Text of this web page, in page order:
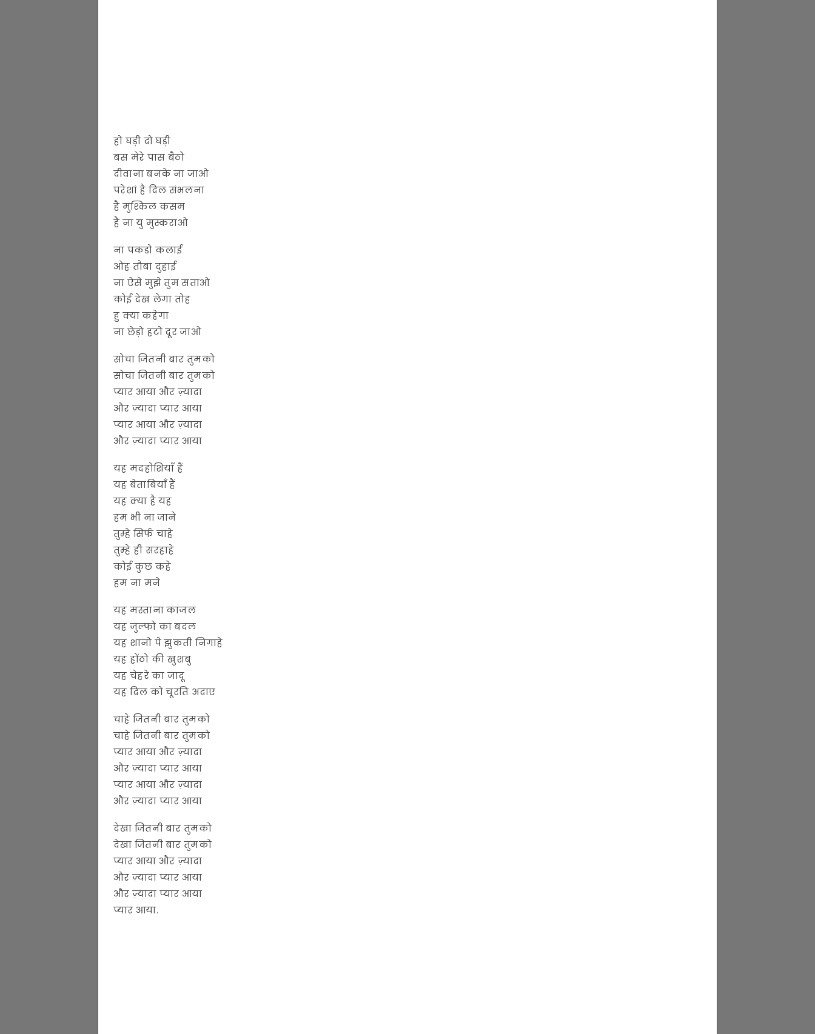
हो घड़ी दो घड़ी
बस मेरे पास बैठो
दीवाना बनके ना जाओ
परेशां है दिल संभलना
है मुश्किल कसम
है ना यु मुस्कराओ
ना पकडो कलाई
ओह तौबा दुहाई
ना ऐसे मुझे तुम सताओ
कोई देख लेगा तोह
हु क्या कहेगा
ना छेड़ो हटो दूर जाओ
सोचा जितनी बार तुमको
सोचा जितनी बार तुमको
प्यार आया और ज़्यादा
और ज़्यादा प्यार आया
प्यार आया और ज़्यादा
और ज़्यादा प्यार आया
यह मदहोशियाँ हैं
यह बेताबियाँ हैं
यह क्या है यह
हम भी ना जाने
तुम्हे सिर्फ चाहे
तुम्हे ही सरहाहे
कोई कुछ कहे
हम ना मने
यह मस्ताना काजल
यह जुल्फो का बदल
यह शानो पे झुकती निगाहे
यह होंठो की खुशबु
यह चेहरे का जादू
यह दिल को चूरति अदाए
चाहे जितनी बार तुमको
चाहे जितनी बार तुमको
प्यार आया और ज़्यादा
और ज़्यादा प्यार आया
प्यार आया और ज़्यादा
और ज़्यादा प्यार आया
देखा जितनी बार तुमको
देखा जितनी बार तुमको
प्यार आया और ज़्यादा
और ज़्यादा प्यार आया
और ज़्यादा प्यार आया
प्यार आया.